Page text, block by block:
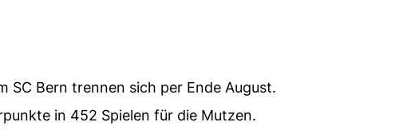
SC Bern trennen sich per Ende August.
in 452 Spielen für die Mutzen.